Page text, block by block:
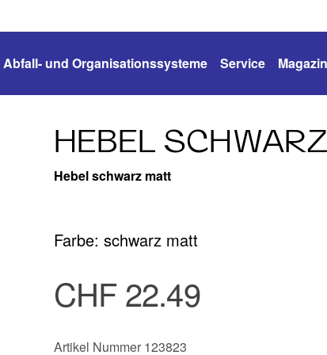
Abfall- und Organisationssysteme Service Magazin
HEBEL
Hebel schwarz matt
Farbe: schwarz matt
CHF 22.49
Artikel Nummer 123823